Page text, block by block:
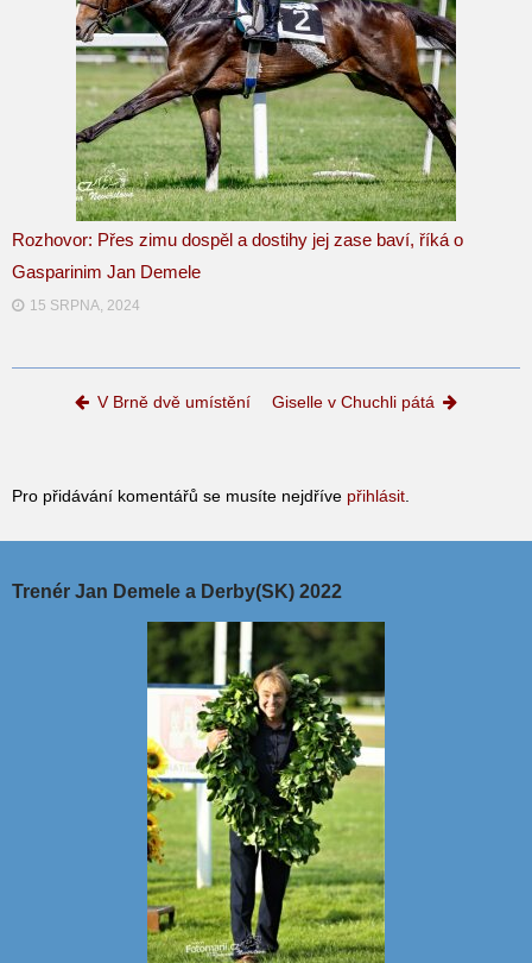
Rozhovor: Přes zimu dospěl a dostihy jej zase baví, říká o
Gasparinim Jan Demele
15 SRPNA, 2024
Post navigation
V Brně dvě umístění Giselle v Chuchli pátá
Pro přidávání komentářů se musíte nejdříve přihlásit.
Trenér Jan Demele a Derby(SK) 2022